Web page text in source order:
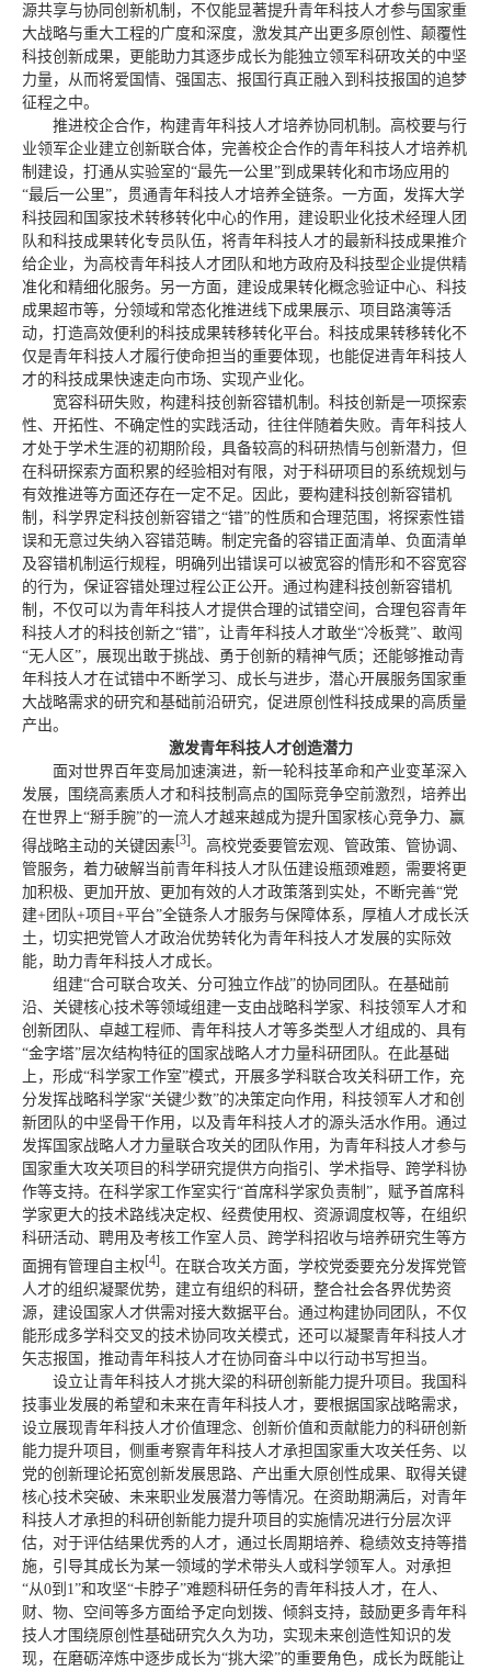
源共享与协同创新机制，不仅能显著提升青年科技人才参与国家重
大战略与重大工程的广度和深度，激发其产出更多原创性、颠覆性
科技创新成果，更能助力其逐步成长为能独立领军科研攻关的中坚
力量，从而将爱国情、强国志、报国行真正融入到科技报国的追梦
征程之中。
推进校企合作，构建青年科技人才培养协同机制。高校要与行
业领军企业建立创新联合体，完善校企合作的青年科技人才培养机
制建设，打通从实验室的“最先一公里”到成果转化和市场应用的
“最后一公里”，贯通青年科技人才培养全链条。一方面，发挥大学
科技园和国家技术转移转化中心的作用，建设职业化技术经理人团
队和科技成果转化专员队伍，将青年科技人才的最新科技成果推介
给企业，为高校青年科技人才团队和地方政府及科技型企业提供精
准化和精细化服务。另一方面，建设成果转化概念验证中心、科技
成果超市等，分领域和常态化推进线下成果展示、项目路演等活
动，打造高效便利的科技成果转移转化平台。科技成果转移转化不
仅是青年科技人才履行使命担当的重要体现，也能促进青年科技人
才的科技成果快速走向市场、实现产业化。
宽容科研失败，构建科技创新容错机制。科技创新是一项探索
性、开拓性、不确定性的实践活动，往往伴随着失败。青年科技人
才处于学术生涯的初期阶段，具备较高的科研热情与创新潜力，但
在科研探索方面积累的经验相对有限，对于科研项目的系统规划与
有效推进等方面还存在一定不足。因此，要构建科技创新容错机
制，科学界定科技创新容错之“错”的性质和合理范围，将探索性错
误和无意过失纳入容错范畴。制定完备的容错正面清单、负面清单
及容错机制运行规程，明确列出错误可以被宽容的情形和不容宽容
的行为，保证容错处理过程公正公开。通过构建科技创新容错机
制，不仅可以为青年科技人才提供合理的试错空间，合理包容青年
科技人才的科技创新之“错”，让青年科技人才敢坐“冷板凳”、敢闯
“无人区”，展现出敢于挑战、勇于创新的精神气质；还能够推动青
年科技人才在试错中不断学习、成长与进步，潜心开展服务国家重
大战略需求的研究和基础前沿研究，促进原创性科技成果的高质量
产出。
激发青年科技人才创造潜力
面对世界百年变局加速演进，新一轮科技革命和产业变革深入
发展，围绕高素质人才和科技制高点的国际竞争空前激烈，培养出
在世界上“掰手腕”的一流人才越来越成为提升国家核心竞争力、赢
得战略主动的关键因素 [3] 。高校党委要管宏观、管政策、管协调、
管服务，着力破解当前青年科技人才队伍建设瓶颈难题，需要将更
加积极、更加开放、更加有效的人才政策落到实处，不断完善“党
建+团队+项目+平台”全链条人才服务与保障体系，厚植人才成长沃
土，切实把党管人才政治优势转化为青年科技人才发展的实际效
能，助力青年科技人才成长。
组建“合可联合攻关、分可独立作战”的协同团队。在基础前
沿、关键核心技术等领域组建一支由战略科学家、科技领军人才和
创新团队、卓越工程师、青年科技人才等多类型人才组成的、具有
“金字塔”层次结构特征的国家战略人才力量科研团队。在此基础
上，形成“科学家工作室”模式，开展多学科联合攻关科研工作，充
分发挥战略科学家“关键少数”的决策定向作用，科技领军人才和创
新团队的中坚骨干作用，以及青年科技人才的源头活水作用。通过
发挥国家战略人才力量联合攻关的团队作用，为青年科技人才参与
国家重大攻关项目的科学研究提供方向指引、学术指导、跨学科协
作等支持。在科学家工作室实行“首席科学家负责制”，赋予首席科
学家更大的技术路线决定权、经费使用权、资源调度权等，在组织
科研活动、聘用及考核工作室人员、跨学科招收与培养研究生等方
面拥有管理自主权[4]。在联合攻关方面，学校党委要充分发挥党管
人才的组织凝聚优势，建立有组织的科研，整合社会各界优势资
源，建设国家人才供需对接大数据平台。通过构建协同团队，不仅
能形成多学科交叉的技术协同攻关模式，还可以凝聚青年科技人才
矢志报国，推动青年科技人才在协同奋斗中以行动书写担当。
设立让青年科技人才挑大梁的科研创新能力提升项目。我国科
技事业发展的希望和未来在青年科技人才，要根据国家战略需求，
设立展现青年科技人才价值理念、创新价值和贡献能力的科研创新
能力提升项目，侧重考察青年科技人才承担国家重大攻关任务、以
党的创新理论拓宽创新发展思路、产出重大原创性成果、取得关键
核心技术突破、未来职业发展潜力等情况。在资助期满后，对青年
科技人才承担的科研创新能力提升项目的实施情况进行分层次评
估，对于评估结果优秀的人才，通过长周期培养、稳绩效支持等措
施，引导其成长为某一领域的学术带头人或科学领军人。对承担
“从0到1”和攻坚“卡脖子”难题科研任务的青年科技人才，在人、
财、物、空间等多方面给予定向划拨、倾斜支持，鼓励更多青年科
技人才围绕原创性基础研究久久为功，实现未来创造性知识的发
现，在磨砺淬炼中逐步成长为“挑大梁”的重要角色，成长为既能让